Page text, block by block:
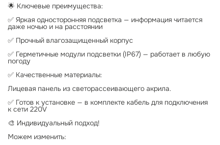
🌟 Ключевые преимущества:
✅ Яркая односторонняя подсветка — информация читается
даже ночью и на расстоянии
✅ Прочный влагозащищенный корпус
✅ Герметичные модули подсветки (IP67) — работает в любую
погоду
✅ Качественные материалы:
Лицевая панель из светорассеивающего акрила.
✅ Готов к установке — в комплекте кабель для подключения
к сети 220V
🎨 Индивидуальный подход!
Можем изменить: